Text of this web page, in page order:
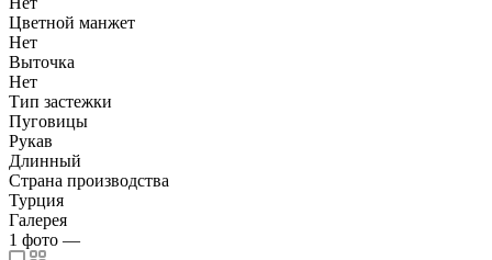
Цветной манжет
Нет
Выточка
Нет
Тип застежки
Пуговицы
Рукав
Длинный
Страна производства
Турция
Галерея
1 фото —